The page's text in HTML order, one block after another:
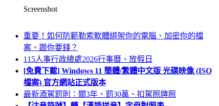
Screenshot
重要！如何防範勒索軟體綁架你的電腦、加密你的檔
案、跟你要錢？
115人事行政總處2026行事曆、放假日
[免費下載] Windows 11 簡體/繁體中文版 光碟映像 (ISO
檔案) 官方網站正式版本
最新酒駕罰則：關3年、罰30萬、扣駕照牌照